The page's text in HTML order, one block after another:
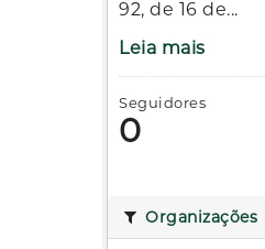
92, de 16 de...
Leia mais
Seguidores
0
Organizações